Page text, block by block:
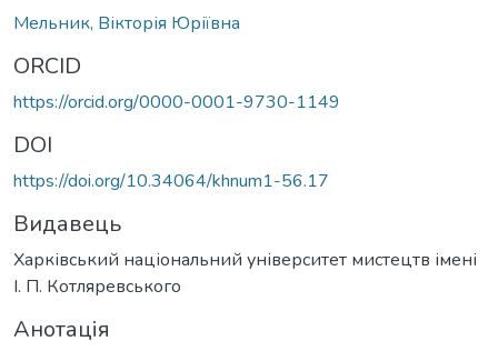
Мельник, Вікторія Юріївна
ORCID
https://orcid.org/0000-0001-9730-1149
DOI
https://doi.org/10.34064/khnum1-56.17
Видавець
Харківський національний університет мистецтв імені
І. П. Котляревського
Анотація